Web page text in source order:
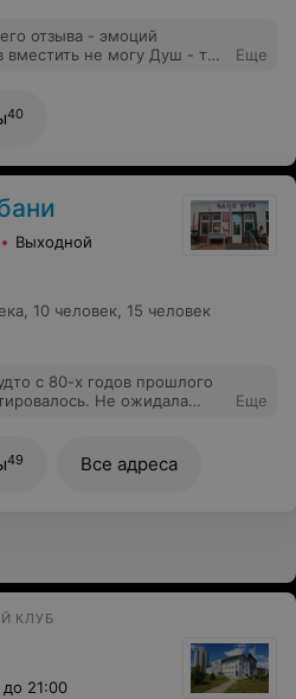
отзыва - эмоций
не могу Душ - то
- возле душа стоит
словно для разделки
Еще
40
Выходной
10 человек 15 человек
с 80-х годов прошлого
Не ожидала
уж и низкие. Больше в
не посоветую.
Еще
49 Все адреса
КЛУБ
до 21:00